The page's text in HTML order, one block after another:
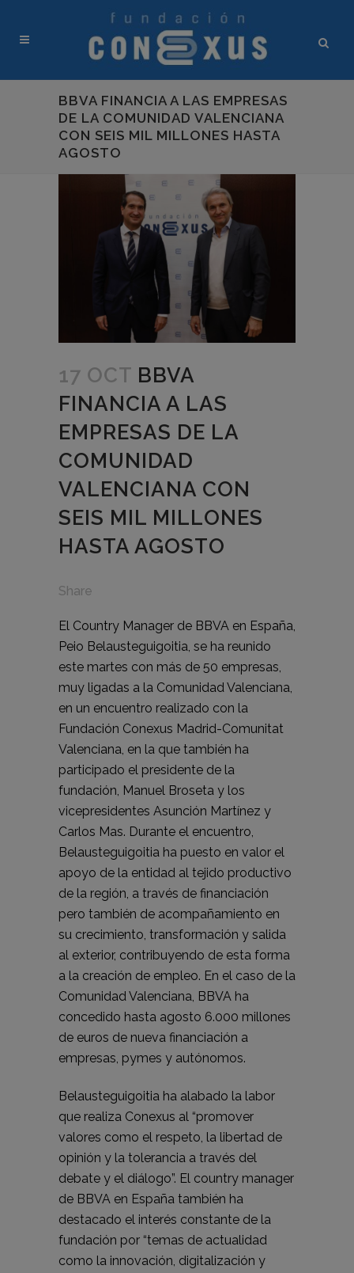
BBVA FINANCIA A LAS EMPRESAS
DE LA COMUNIDAD VALENCIANA
CON SEIS MIL MILLONES HASTA
AGOSTO
17 OCT BBVA
FINANCIA A LAS
EMPRESAS DE LA
COMUNIDAD
VALENCIANA CON
SEIS MIL MILLONES
HASTA AGOSTO
Share
El Country Manager de BBVA en España,
Peio Belausteguigoitia, se ha reunido
este martes con más de 50 empresas,
muy ligadas a la Comunidad Valenciana,
en un encuentro realizado con la
Fundación Conexus Madrid-Comunitat
Valenciana, en la que también ha
participado el presidente de la
fundación, Manuel Broseta y los
vicepresidentes Asunción Martínez y
Carlos Mas. Durante el encuentro,
Belausteguigoitia ha puesto en valor el
apoyo de la entidad al tejido productivo
de la región, a través de financiación
pero también de acompañamiento en
su crecimiento, transformación y salida
al exterior, contribuyendo de esta forma
a la creación de empleo. En el caso de la
Comunidad Valenciana, BBVA ha
concedido hasta agosto 6.000 millones
de euros de nueva financiación a
empresas, pymes y autónomos.
Belausteguigoitia ha alabado la labor
que realiza Conexus al “promover
valores como el respeto, la libertad de
opinión y la tolerancia a través del
debate y el diálogo”. El country manager
de BBVA en España también ha
destacado el interés constante de la
fundación por “temas de actualidad
como la innovación, digitalización y